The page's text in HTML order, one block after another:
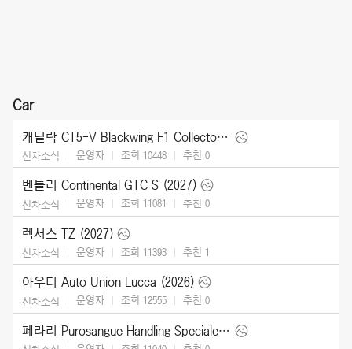
Car
캐딜락 CT5-V Blackwing F1 Collector Series (2026)
신차소식 운영자 조회 10448 추천 0
벤틀리 Continental GTC S (2027)
신차소식 운영자 조회 11081 추천 0
렉서스 TZ (2027)
신차소식 운영자 조회 11393 추천 1
아우디 Auto Union Lucca (2026)
신차소식 운영자 조회 12555 추천 0
페라리 Purosangue Handling Speciale (2027)